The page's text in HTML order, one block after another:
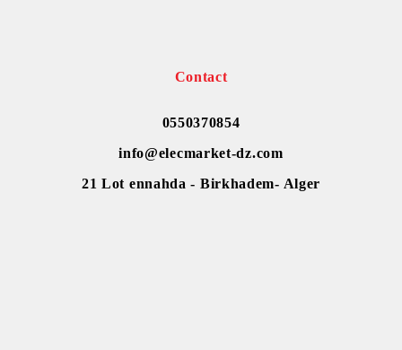
Contact
0550370854
info@elecmarket-dz.com
21 Lot ennahda - Birkhadem- Alger